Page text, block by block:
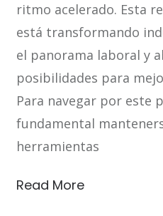
ritmo acelerado. Esta
está transformando
el panorama laboral y
posibilidades para
Para navegar por este
fundamental
herramientas
Read More